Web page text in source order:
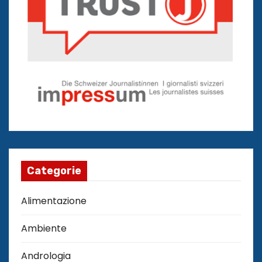
Categorie
Alimentazione
Ambiente
Andrologia